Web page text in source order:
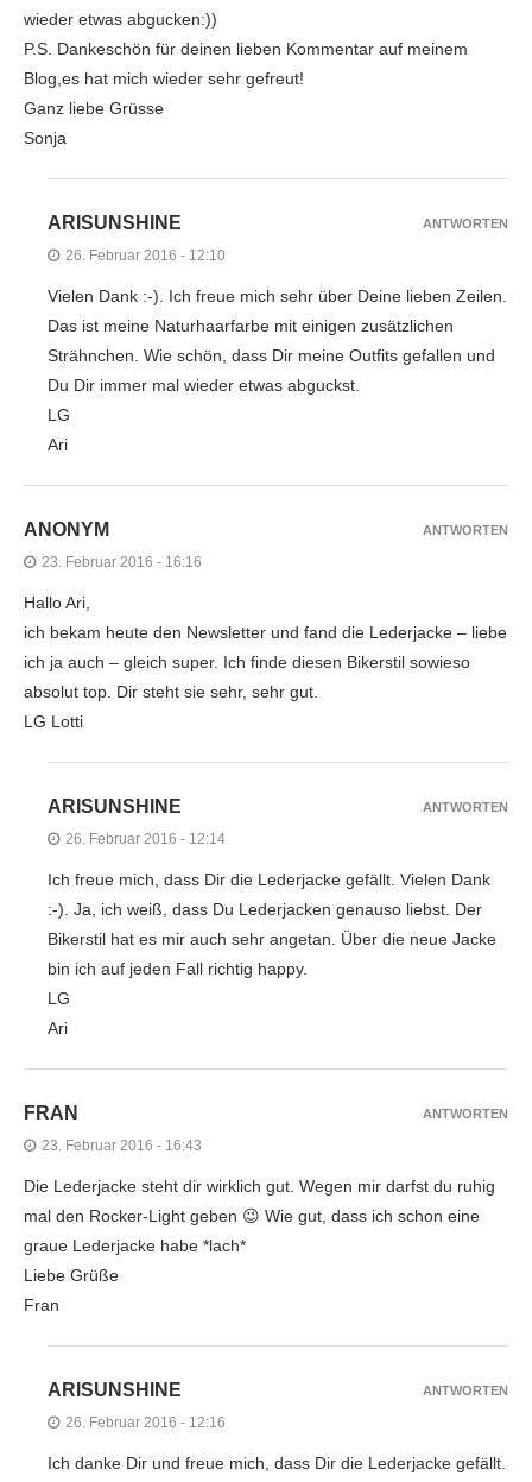
wieder etwas abgucken:))
P.S. Dankeschön für deinen lieben Kommentar auf meinem
Blog,es hat mich wieder sehr gefreut!
Ganz liebe Grüsse
Sonja
ARISUNSHINE
26. Februar 2016 - 12:10
Vielen Dank :-). Ich freue mich sehr über Deine lieben Zeilen.
Das ist meine Naturhaarfarbe mit einigen zusätzlichen
Strähnchen. Wie schön, dass Dir meine Outfits gefallen und
Du Dir immer mal wieder etwas abguckst.
LG
Ari
ANTWORTEN
ANONYM
23. Februar 2016 - 16:16
Hallo Ari,
ich bekam heute den Newsletter und fand die Lederjacke – liebe
ich ja auch – gleich super. Ich finde diesen Bikerstil sowieso
absolut top. Dir steht sie sehr, sehr gut.
LG Lotti
ANTWORTEN
ARISUNSHINE
26. Februar 2016 - 12:14
Ich freue mich, dass Dir die Lederjacke gefällt. Vielen Dank
:-). Ja, ich weiß, dass Du Lederjacken genauso liebst. Der
Bikerstil hat es mir auch sehr angetan. Über die neue Jacke
bin ich auf jeden Fall richtig happy.
LG
Ari
ANTWORTEN
FRAN
23. Februar 2016 - 16:43
Die Lederjacke steht dir wirklich gut. Wegen mir darfst du ruhig
mal den Rocker-Light geben 😉 Wie gut, dass ich schon eine
graue Lederjacke habe *lach*
Liebe Grüße
Fran
ANTWORTEN
ARISUNSHINE
26. Februar 2016 - 12:16
Ich danke Dir und freue mich, dass Dir die Lederjacke gefällt.
ANTWORTEN